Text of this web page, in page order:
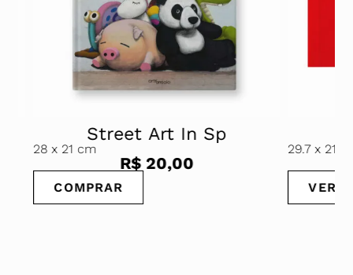
Street Art In Sp
x 21 cm
R$20,00
COMPRAR
29.7x 21 cm
VER